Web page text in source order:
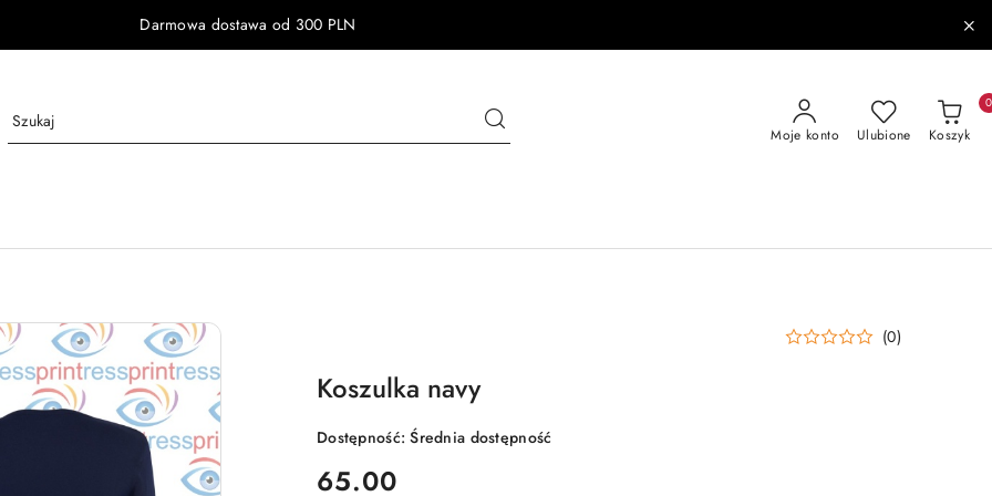
Darmowa dostawa od 300 PLN
Moje konto Ulubione Koszyk
0
(0)
Koszulka navy
Dostępność:Średnia dostępność
cena:
65.00